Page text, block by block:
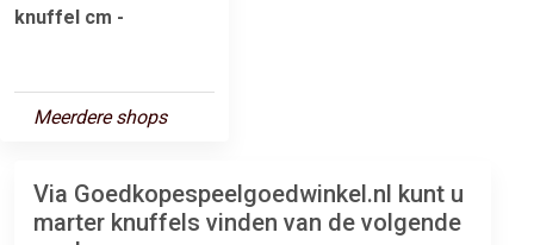
knuffel cm -
Meerdere shops
Via Goedkopespeelgoedwinkel.nl kunt u
marter knuffels vinden van de volgende